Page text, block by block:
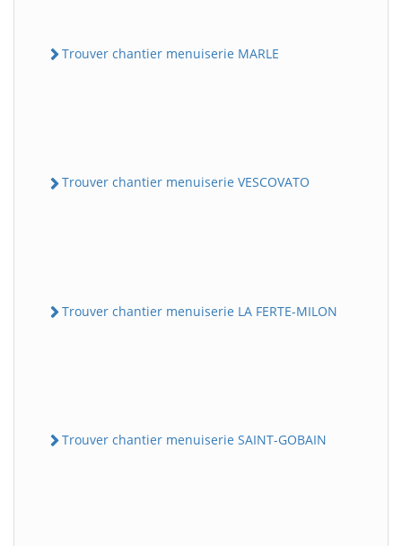
Trouver chantier menuiserie MARLE
Trouver chantier menuiserie VESCOVATO
Trouver chantier menuiserie LA FERTE-MILON
Trouver chantier menuiserie SAINT-GOBAIN